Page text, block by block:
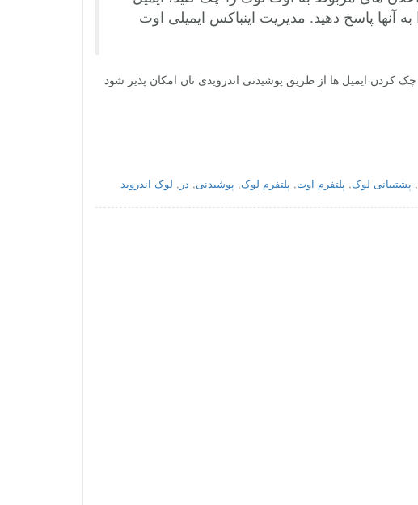
به آنها پاسخ دهید. مدیریت اینباکس ایمیلی اوت
چک کردن ایمیل ها از طریق پوشیدنی اندرویدی تان امکان پذیر شود
, پشتیبانی لوک, پلتفرم اوت, پلتفرم لوک, پوشیدنی, در , لوک اندروید